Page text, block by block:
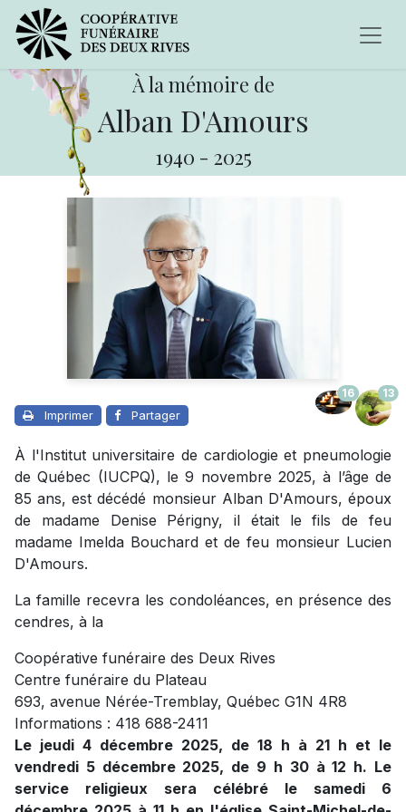
À la mémoire de
Alban D'Amours
1940 - 2025
Imprimer Partager
16 13
À l'Institut universitaire de cardiologie et pneumologie
de Québec (IUCPQ), le 9 novembre 2025, à l’âge de
85 ans, est décédé monsieur Alban D'Amours, époux
de madame Denise Périgny, il était le fils de feu
madame Imelda Bouchard et de feu monsieur Lucien
D'Amours.
La famille recevra les condoléances, en présence des
cendres, à la
Coopérative funéraire des Deux Rives
Centre funéraire du Plateau
693, avenue Nérée-Tremblay, Québec G1N 4R8
Informations : 418 688-2411
Le jeudi 4 décembre 2025, de 18 h à 21 h et le
vendredi 5 décembre 2025, de 9 h 30 à 12 h. Le
service religieux sera célébré le samedi 6